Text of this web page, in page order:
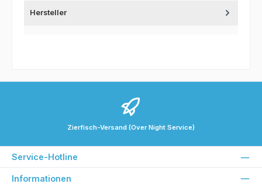
Hersteller
Zierfisch-Versand (Over Night Service)
Service-Hotline
Informationen